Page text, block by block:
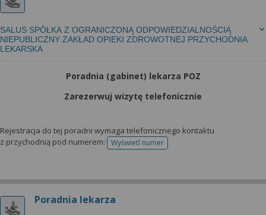
SALUS SPÓŁKA Z OGRANICZONĄ ODPOWIEDZIALNOŚCIĄ
NIEPUBLICZNY ZAKŁAD OPIEKI ZDROWOTNEJ PRZYCHODNIA
LEKARSKA
Poradnia (gabinet) lekarza POZ
Zarezerwuj wizytę telefonicznie
Rejestracja do tej poradni wymaga telefonicznego kontaktu
z przychodnią pod numerem:
Wyświetl numertelefonu do rejestracji
Poradnia lekarza